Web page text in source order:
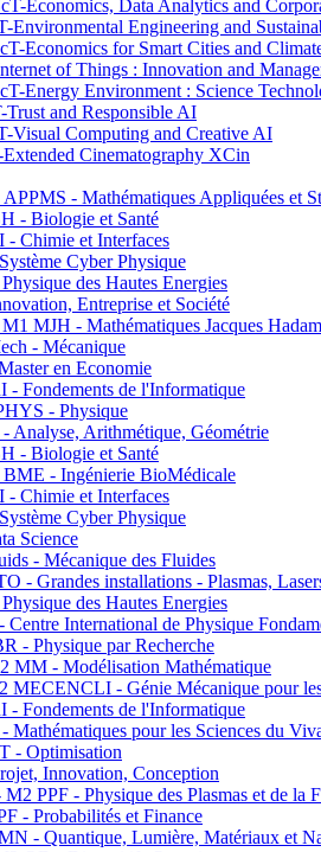
Economics, Data Analytics and
Environmental Engineering and
Economics for Smart Cities and
of Things : Innovation and
Energy Environment : Science
and Responsible AI
Visual Computing and Creative AI
Cinematography XCin
- Mathématiques Appliquées et
- Biologie et Santé
Chimie et Interfaces
Cyber Physique
des Hautes Energies
Entreprise et Société
MJH - Mathématiques Jacques
- Mécanique
en Economie
Fondements de l'Informatique
- Physique
Arithmétique, Géométrie
- Biologie et Santé
- Ingénierie BioMédicale
Chimie et Interfaces
Cyber Physique
Science
- Mécanique des Fluides
- Grandes installations - Plasmas,
des Hautes Energies
International de Physique
- Physique par Recherche
- Modélisation Mathématique
- Génie Mécanique pour
Fondements de l'Informatique
pour les Sciences du
- Optimisation
Innovation, Conception
PPF - Physique des Plasmas et de la
- Probabilités et Finance
- Quantique, Lumière, Matériaux et